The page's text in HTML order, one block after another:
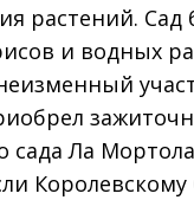
растений. Сад
и водных
сада Ла
Королевскому